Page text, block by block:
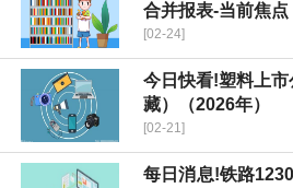
合并报表-当前焦点
[02-24]
今日快看!塑料上
藏）（2026年）
[02-21]
每日消息!铁路